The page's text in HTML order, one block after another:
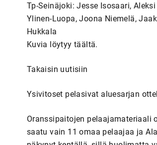
Tp-Seinäjoki: Jesse Isosaari,
Ylinen-Luopa, Joona Niemelä,
Hukkala
Kuvia löytyy täältä.
Takaisin uutisiin
Ysivitoset pelasivat aluesarjan
Oranssipaitojen pelaajamateriaali
saatu vain 11 omaa pelaajaa ja